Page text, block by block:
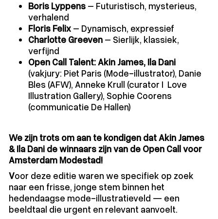
Boris Lyppens – Futuristisch, mysterieus,
verhalend
Floris Felix – Dynamisch, expressief
Charlotte Greeven – Sierlijk, klassiek,
verfijnd
Open Call Talent: Akin James, Ila Dani
(vakjury: Piet Paris (Mode-illustrator), Danie
Bles (AFW), Anneke Krull (curator I Love
Illustration Gallery), Sophie Coorens
(communicatie De Hallen)
We zijn trots om aan te kondigen dat Akin James
& Ila Dani de winnaars zijn van de Open Call voor
Amsterdam Modestad!
Voor deze editie waren we specifiek op zoek
naar een frisse, jonge stem binnen het
hedendaagse mode-illustratieveld — een
beeldtaal die urgent en relevant aanvoelt.